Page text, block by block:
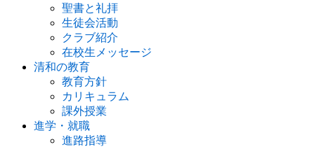
聖書と礼拝
生徒会活動
クラブ紹介
在校生メッセージ
清和の教育
教育方針
カリキュラム
課外授業
進学・就職
進路指導